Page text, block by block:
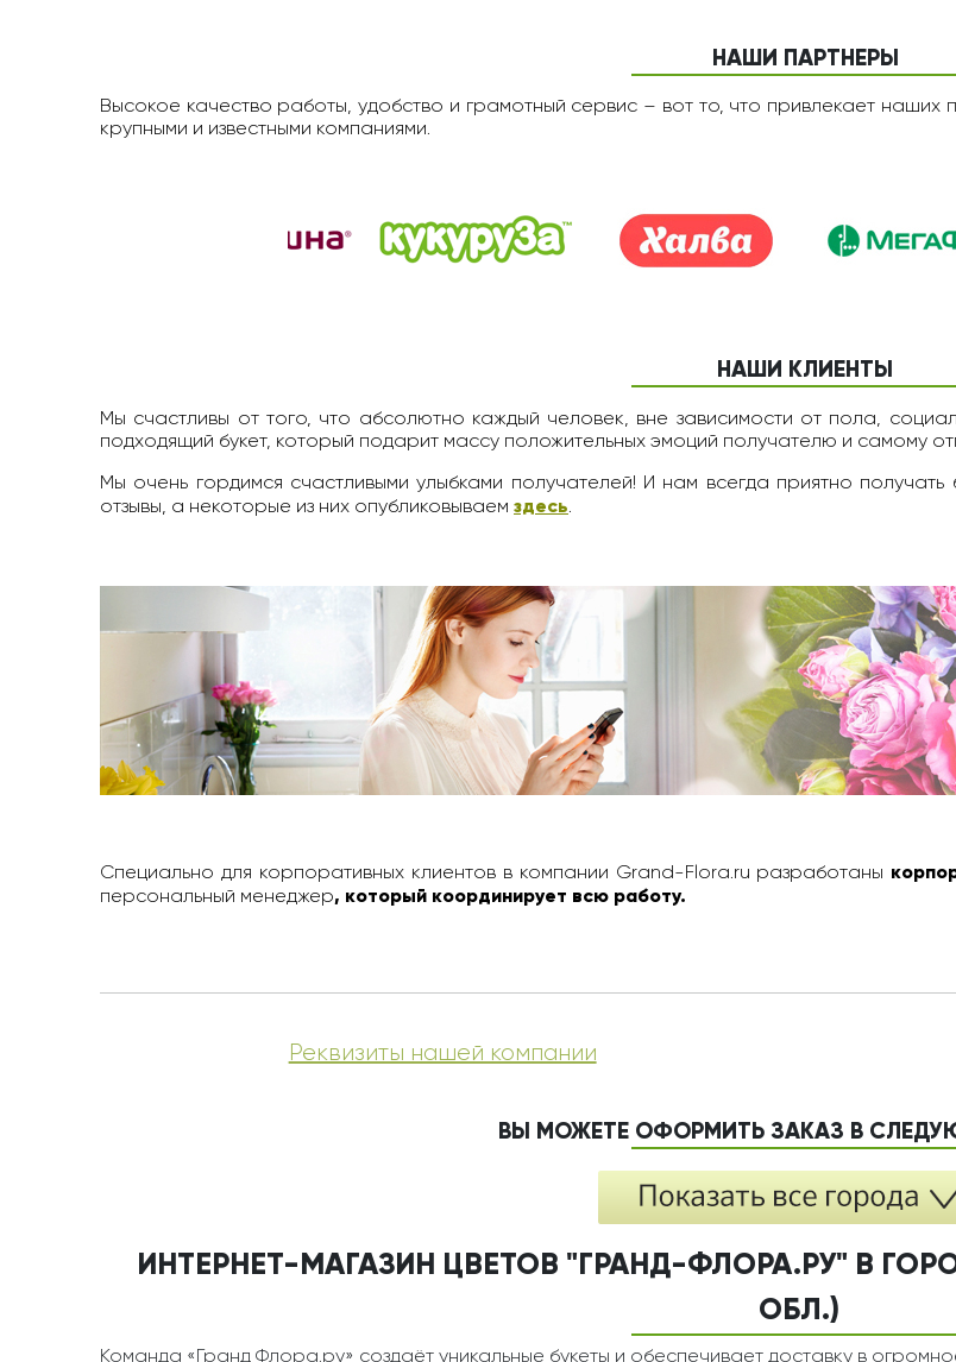
НАШИ ПАРТНЕРЫ
Высокое качество работы, удобство и грамотный сервис – вот то, что привлекает наших
крупными и известными компаниями.
НАШИ КЛИЕНТЫ
Мы счастливы от того, что абсолютно каждый человек, вне зависимости от пола,
подходящий букет, который подарит массу положительных эмоций получателю и самому
Мы очень гордимся счастливыми улыбками получателей! И нам всегда приятно
отзывы, а некоторые из них опубликовываем здесь.
Специально для корпоративных клиентов в компании Grand-Flora.ru разработаны
персональный менеджер, который координирует всю работу.
Реквизиты нашей компании
ВЫ МОЖЕТЕ ОФОРМИТЬ ЗАКАЗ В
ИНТЕРНЕТ-МАГАЗИН ЦВЕТОВ "ГРАНД-ФЛОРА.РУ" В
ОБЛ.)
Команда «Гранд Флора.ру» создаёт уникальные букеты и обеспечивает доставку в